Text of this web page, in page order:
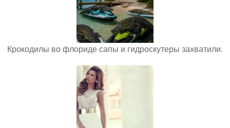
Крокодилы во флориде сапы и гидроскутеры захватили.